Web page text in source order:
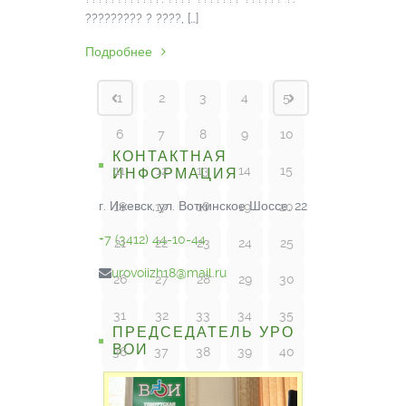
????????? ? ????, […]
Подробнее
1 2 3 4 5
6 7 8 9 10
11 12 13 14 15
16 17 18 19 20
21 22 23 24 25
26 27 28 29 30
31 32 33 34 35
36 37 38 39 40
41 42 44 45
КОНТАКТНАЯ
ИНФОРМАЦИЯ
г. Ижевск, ул. Воткинское Шоссе, 22
+7 (3412) 44-10-44
urovoiizh18@mail.ru
ПРЕДСЕДАТЕЛЬ УРО
ВОИ